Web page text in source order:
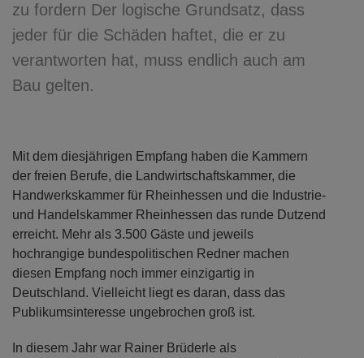
zu fordern Der logische Grundsatz, dass
jeder für die Schäden haftet, die er zu
verantworten hat, muss endlich auch am
Bau gelten.
Mit dem diesjährigen Empfang haben die Kammern
der freien Berufe, die Landwirtschaftskammer, die
Handwerkskammer für Rheinhessen und die Industrie-
und Handelskammer Rheinhessen das runde Dutzend
erreicht. Mehr als 3.500 Gäste und jeweils
hochrangige bundespolitischen Redner machen
diesen Empfang noch immer einzigartig in
Deutschland. Vielleicht liegt es daran, dass das
Publikumsinteresse ungebrochen groß ist.
In diesem Jahr war Rainer Brüderle als